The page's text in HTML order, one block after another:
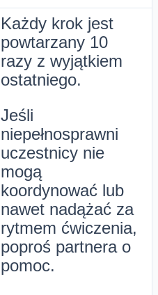
Każdy krok jest
powtarzany 10
razy z wyjątkiem
ostatniego.
Jeśli
niepełnosprawni
uczestnicy nie
mogą
koordynować lub
nawet nadążać za
rytmem ćwiczenia,
poproś partnera o
pomoc.